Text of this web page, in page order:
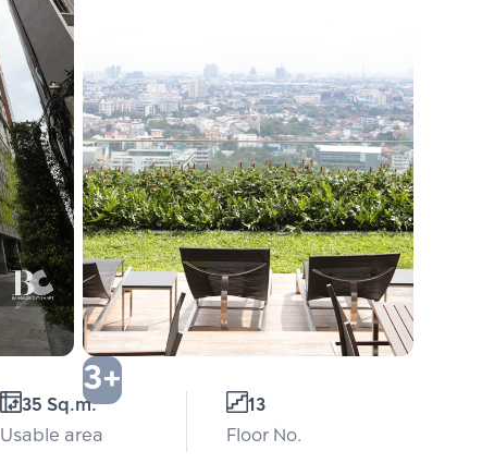
3+
35 Sq.m.
Usable area
13
Floor No.